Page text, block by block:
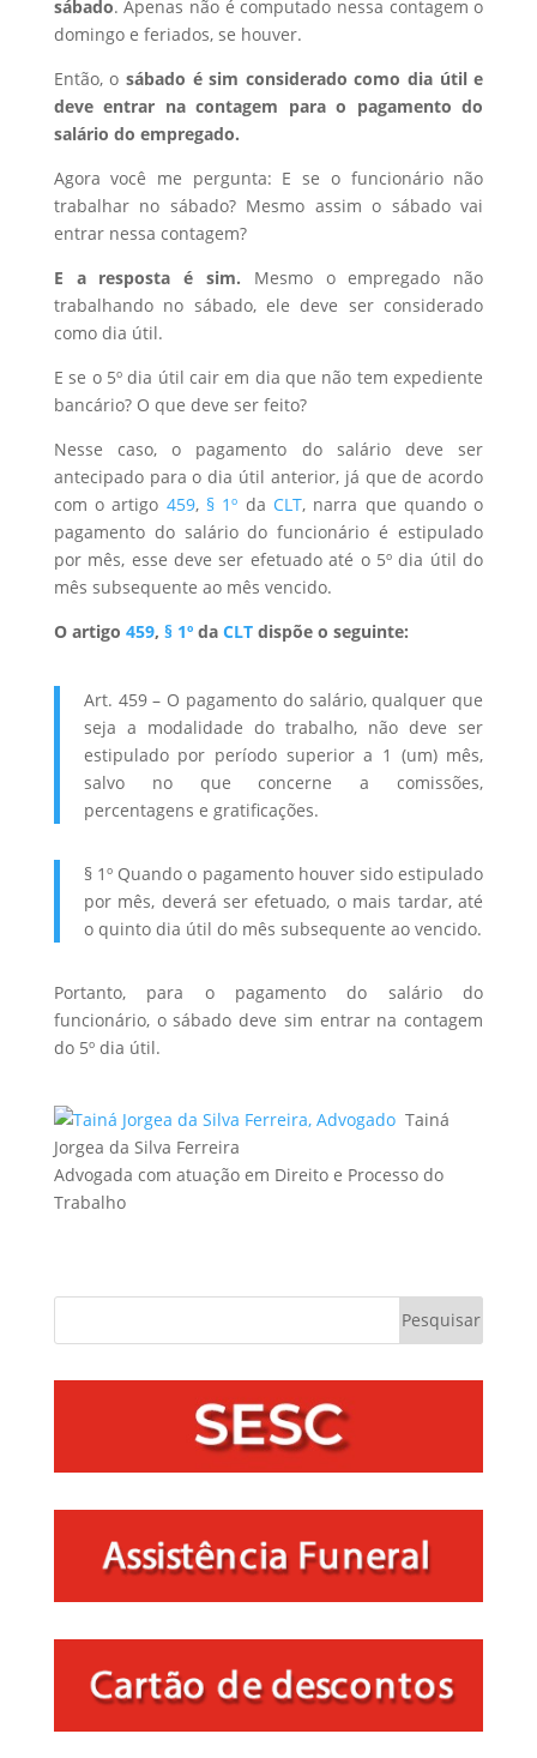
sábado. Apenas não é computado nessa contagem o
domingo e feriados, se houver.
Então, o sábado é sim considerado como dia útil e
deve entrar na contagem para o pagamento do
salário do empregado.
Agora você me pergunta: E se o funcionário não
trabalhar no sábado? Mesmo assim o sábado vai
entrar nessa contagem?
E a resposta é sim. Mesmo o empregado não
trabalhando no sábado, ele deve ser considerado
como dia útil.
E se o 5º dia útil cair em dia que não tem expediente
bancário? O que deve ser feito?
Nesse caso, o pagamento do salário deve ser
antecipado para o dia útil anterior, já que de acordo
com o artigo 459, § 1º da CLT, narra que quando o
pagamento do salário do funcionário é estipulado
por mês, esse deve ser efetuado até o 5º dia útil do
mês subsequente ao mês vencido.
O artigo 459, § 1ºda CLTdispõe o seguinte:
Art. 459 – O pagamento do salário, qualquer que
seja a modalidade do trabalho, não deve ser
estipulado por período superior a 1 (um) mês,
salvo no que concerne a comissões,
percentagens e gratificações.
§ 1º Quando o pagamento houver sido estipulado
por mês, deverá ser efetuado, o mais tardar, até
o quinto dia útil do mês subsequente ao vencido.
Portanto, para o pagamento do salário do
funcionário, o sábado deve sim entrar na contagem
do 5º dia útil.
Tainá
Jorgea da Silva Ferreira
Advogada com atuação em Direito e Processo do
Trabalho